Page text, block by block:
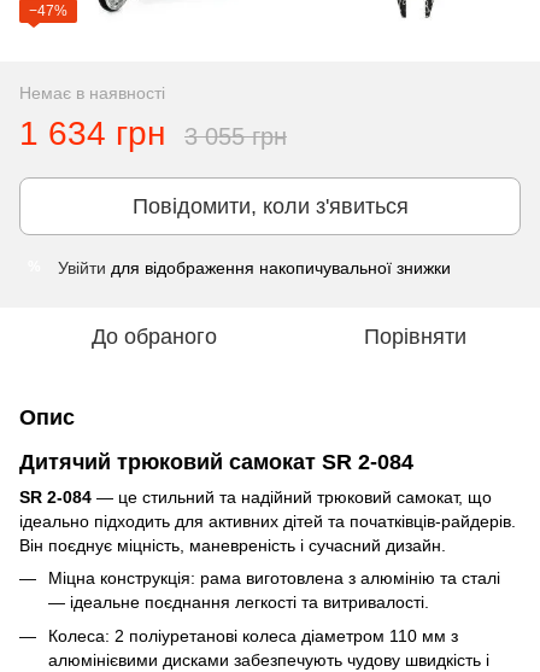
−47%
Немає в наявності
1 634 грн 3 055 грн
Повідомити, коли з'явиться
Увійти для відображення накопичувальної знижки
До обраного Порівняти
Опис
Дитячий трюковий самокат SR 2-084
SR 2-084 — це стильний та надійний трюковий самокат, що
ідеально підходить для активних дітей та початківців-райдерів.
Він поєднує міцність, маневреність і сучасний дизайн.
Міцна конструкція: рама виготовлена з алюмінію та сталі
— ідеальне поєднання легкості та витривалості.
Колеса: 2 поліуретанові колеса діаметром 110 мм з
алюмінієвими дисками забезпечують чудову швидкість і